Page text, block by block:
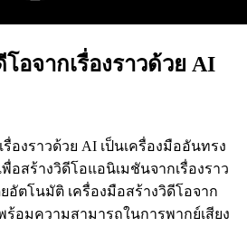
อจากเรื่องราวด้วย AI
องราวด้วย AI เป็นเครื่องมืออันทรง
สร้างวิดีโอแอนิเมชันจากเรื่องราว
ตโนมัติ เครื่องมือสร้างวิดีโอจาก
ร้อมความสามารถในการพากย์เสียง